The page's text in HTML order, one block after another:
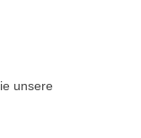
unsere